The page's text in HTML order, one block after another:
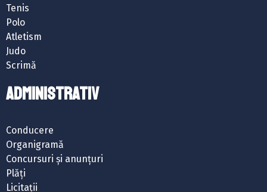
Tenis
Polo
Atletism
Judo
Scrimă
ADMINISTRATIV
Conducere
Organigramă
Concursuri și anunțuri
Plăți
Licitații